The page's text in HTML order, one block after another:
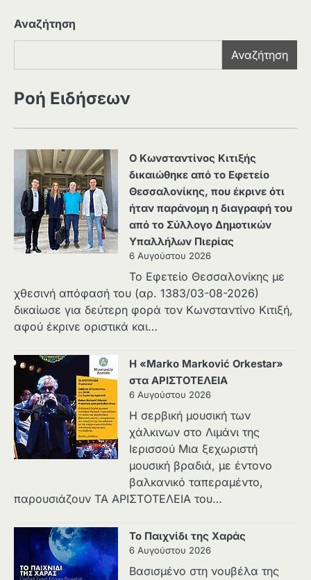
Αναζήτηση
Αναζήτηση
Ροή Ειδήσεων
Ο Κωνσταντίνος Κιτιξής
δικαιώθηκε από το Εφετείο
Θεσσαλονίκης, που έκρινε ότι
ήταν παράνομη η διαγραφή του
από το Σύλλογο Δημοτικών
Υπαλλήλων Πιερίας
6 Αυγούστου 2026
Το Εφετείο Θεσσαλονίκης με
χθεσινή απόφασή του (αρ. 1383/03-08-2026)
δικαίωσε για δεύτερη φορά τον Κωνσταντίνο Κιτιξή,
αφού έκρινε οριστικά και…
Η «Marko Marković Orkestar»
στα ΑΡΙΣΤΟΤΕΛΕΙΑ
6 Αυγούστου 2026
Η σερβική μουσική των
χάλκινων στο Λιμάνι της
Ιερισσού Μια ξεχωριστή
μουσική βραδιά, με έντονο
βαλκανικό ταπεραμέντο,
παρουσιάζουν ΤΑ ΑΡΙΣΤΟΤΕΛΕΙΑ του…
Το Παιχνίδι της Χαράς
6 Αυγούστου 2026
Βασισμένο στη νουβέλα της